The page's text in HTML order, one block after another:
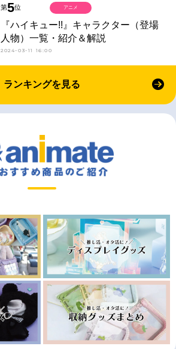
第5位
『ハイキュー!!』キャラクター（登場
人物）一覧・紹介＆解説
2024-03-11 16:00
アニメ
ランキングを見る